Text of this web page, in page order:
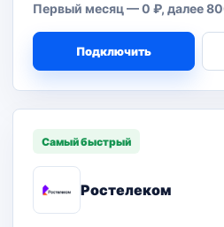
Первый месяц — 0 ₽, далее
Подключить
Самый быстрый
Ростелеком